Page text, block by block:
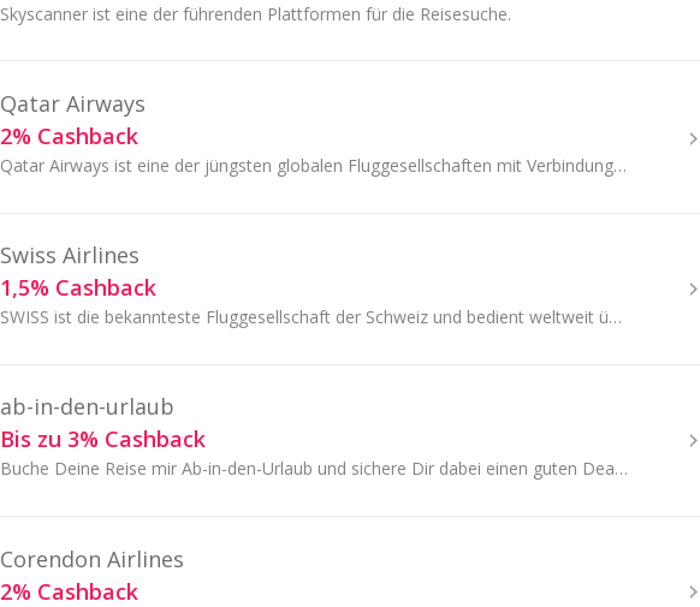
Skyscanner ist eine der führenden Plattformen für die Reisesuche.
Qatar Airways
2% Cashback
Qatar Airways ist eine der jüngsten globalen Fluggesellschaften mit Verbindungen zu allen sechs Kontinenten.
Swiss Airlines
1,5% Cashback
SWISS ist die bekannteste Fluggesellschaft der Schweiz und bedient weltweit über 100 Destinationen mit einer Flotte von 87 Flugzeugen.
ab-in-den-urlaub
Bis zu 3% Cashback
Buche Deine Reise mir Ab-in-den-Urlaub und sichere Dir dabei einen guten Deal mit TopCashback!
Corendon Airlines
2% Cashback